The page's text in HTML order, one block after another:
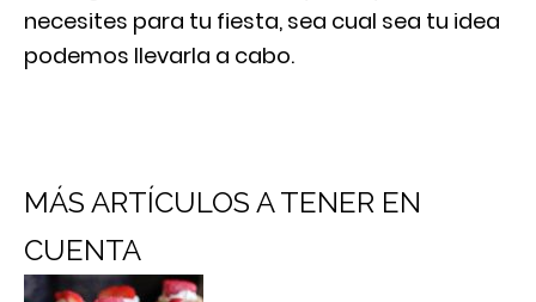
necesites para tu fiesta, sea cual sea tu idea
podemos llevarla a cabo.
MÁS ARTÍCULOS A TENER EN
CUENTA